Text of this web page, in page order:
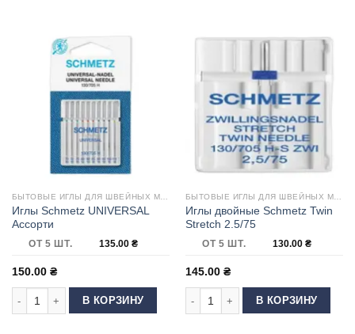
Иглы Schmetz UNIVERSAL
Ассорти
ОТ 5 ШТ. 135.00 ₴
150.00 ₴
Количество товара Иглы Schmetz UNIVERSAL Ассорти
В КОРЗИНУ
Иглы двойные Schmetz Twin
Stretch 2.5/75
ОТ 5 ШТ. 130.00 ₴
145.00 ₴
Количество товара Иглы двойные
В КОРЗИНУ